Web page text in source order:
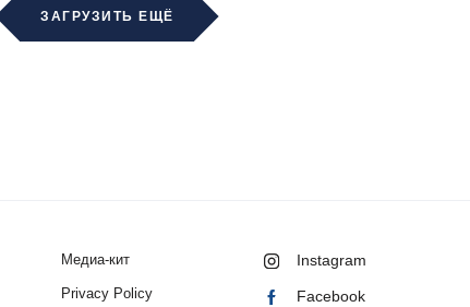
ЗАГРУЗИТЬ ЕЩЁ
Медиа-кит
Privacy Policy
Instagram
Facebook